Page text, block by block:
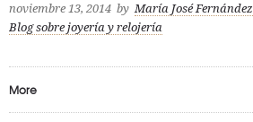
noviembre 13, 2014 by María José Fernández
Blog sobre joyería y relojería
More